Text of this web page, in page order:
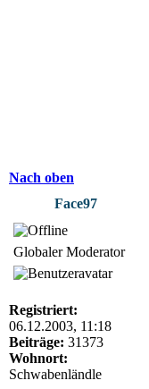
Nach oben
Face97
Globaler Moderator
Registriert:
06.12.2003, 11:18
Beiträge: 31373
Wohnort:
Schwabenländle